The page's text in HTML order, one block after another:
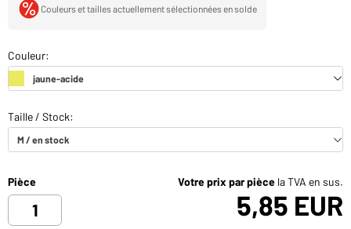
Couleurs et tailles actuellement sélectionnées en solde
Pièce Votre prix par pièce la TVA en sus.
5,85 EUR